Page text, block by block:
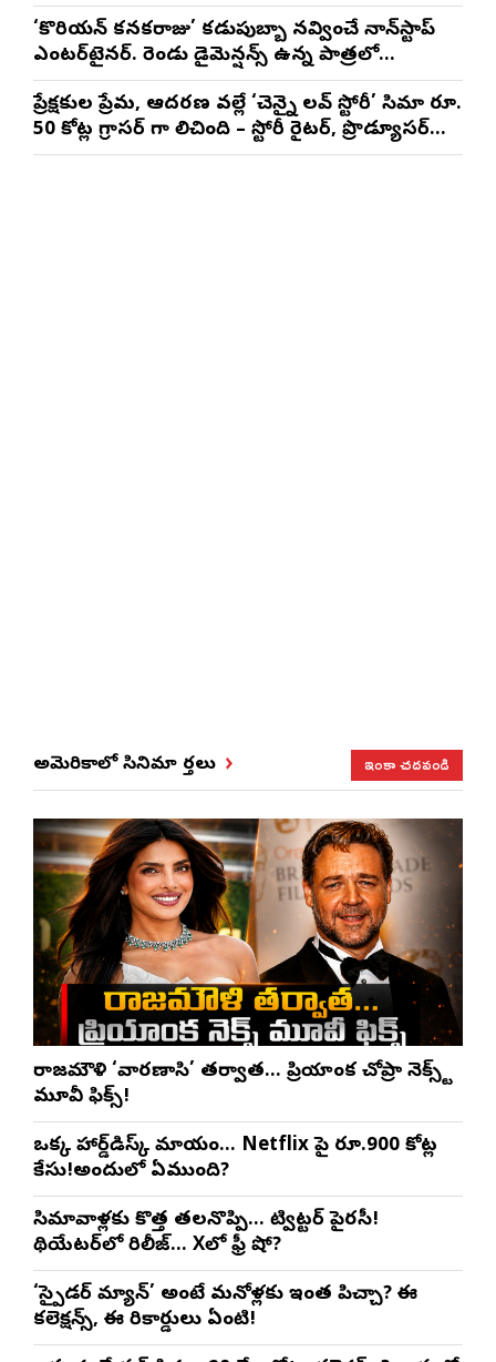
మాథేశ్వరన్
‘కొరియన్ కనకరాజు’ కడుపుబ్బా నవ్వించే నాన్‌స్టాప్
ఎంటర్‌టైనర్. రెండు డైమెన్షన్స్ ఉన్న పాత్రలో
నటించడం చాలా సంతృప్తినిచ్చింది : వరుణ్ తేజ్
ప్రేక్షకుల ప్రేమ, ఆదరణ వల్లే ‘చెన్నై లవ్ స్టోరీ’ సినిమా రూ.
50 కోట్ల గ్రాసర్ గా నిలిచింది – స్టోరీ రైటర్, ప్రొడ్యూసర్
సాయి రాజేష్
అమెరికాలో సినిమా వార్తలు ఇంకా చదవండి
రాజమౌళి ‘వారణాసి’ తర్వాత… ప్రియాంక చోప్రా నెక్స్ట్
మూవీ ఫిక్స్!
ఒక్క హార్డ్‌డిస్క్ మాయం… Netflix పై రూ.900 కోట్ల
కేసు!అందులో ఏముంది?
సినిమావాళ్లకు కొత్త తలనొప్పి… ట్విట్టర్ పైరసీ!
థియేటర్‌లో రిలీజ్… Xలో ఫ్రీ షో?
‘స్పైడర్ మ్యాన్’ అంటే మనోళ్లకు ఇంత పిచ్చా? ఈ
కలెక్షన్స్, ఈ రికార్డులు ఏంటి!